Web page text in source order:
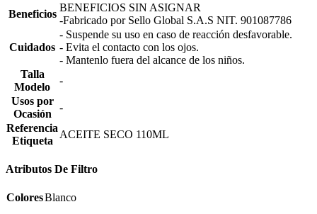
Beneficios
BENEFICIOS SIN ASIGNAR
-Fabricado por Sello Global S.A.S NIT. 901087786
Cuidados
- Suspende su uso en caso de reacción desfavorable.
- Evita el contacto con los ojos.
- Mantenlo fuera del alcance de los niños.
Talla
Modelo
-
Usos por
Ocasión
-
Referencia
Etiqueta
ACEITE SECO 110ML
Atributos De Filtro
ColoresBlanco